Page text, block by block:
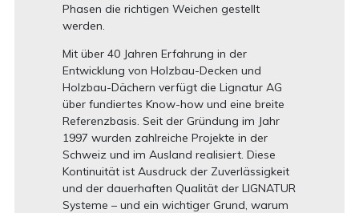
Phasen die richtigen Weichen gestellt
werden.
Mit über 40 Jahren Erfahrung in der
Entwicklung von Holzbau-Decken und
Holzbau-Dächern verfügt die Lignatur AG
über fundiertes Know-how und eine breite
Referenzbasis. Seit der Gründung im Jahr
1997 wurden zahlreiche Projekte in der
Schweiz und im Ausland realisiert. Diese
Kontinuität ist Ausdruck der Zuverlässigkeit
und der dauerhaften Qualität der LIGNATUR
Systeme – und ein wichtiger Grund, warum